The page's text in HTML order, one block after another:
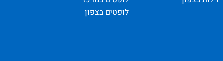
לופטים בצפון